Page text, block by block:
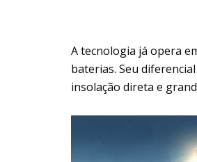
A tecnologia já opera
baterias. Seu
insolação direta e